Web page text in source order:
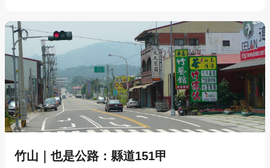
竹山｜也是公路：縣道151甲